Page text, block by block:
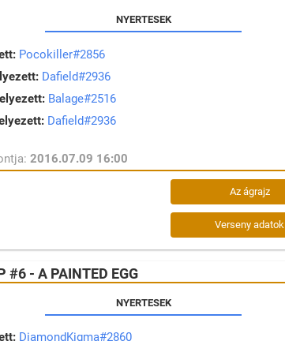
NYERTESEK
Pocokiller#2856
Dafield#2936
Balage#2516
Dafield#2936
2016.07.09 16:00
Az ágrajz
Verseny adatok
#6 - A PAINTED EGG
NYERTESEK
DiamondKigma#2860